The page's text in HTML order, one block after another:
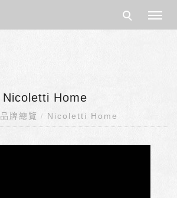
Nicoletti Home
品牌總覽 Nicoletti Home